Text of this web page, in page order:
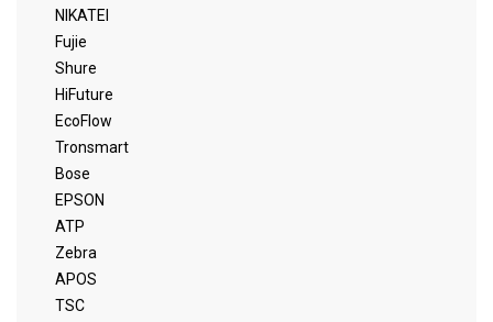
NIKATEI
Fujie
Shure
HiFuture
EcoFlow
Tronsmart
Bose
EPSON
ATP
Zebra
APOS
TSC